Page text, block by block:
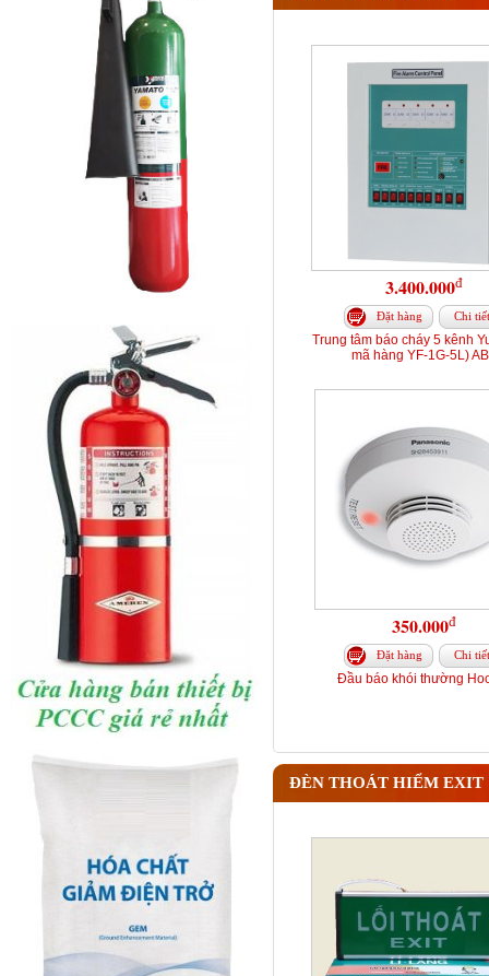
3.400.000đ
Đặt hàng Chi tiết
Trung tâm báo cháy 5 kênh
mã hàng YF-1G-5L)
350.000đ
Đặt hàng Chi tiết
Đầu báo khói thường
ĐÈN THOÁT HIỂM EXIT